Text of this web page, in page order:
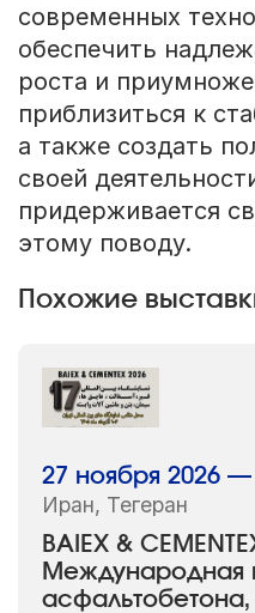
современных
обеспечить
роста и
приблизиться к
а также создать
своей
придерживается
этому поводу.
Похожие
BAIEX &
Международная
27 ноября 2026 —
Иран, Тегеран